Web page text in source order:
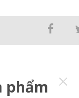
phẩm